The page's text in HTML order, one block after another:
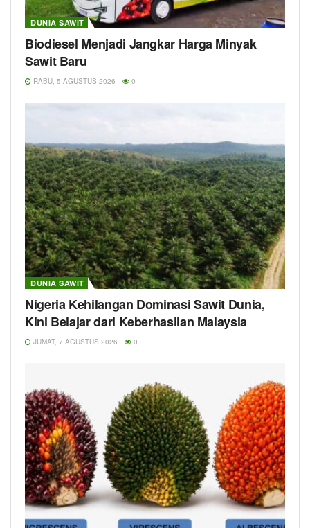
DUNIA SAWIT
Biodiesel Menjadi Jangkar Harga Minyak
Sawit Baru
RABU, 5 AGUSTUS 2026 0
DUNIA SAWIT
Nigeria Kehilangan Dominasi Sawit Dunia,
Kini Belajar dari Keberhasilan Malaysia
JUMAT, 7 AGUSTUS 2026 0